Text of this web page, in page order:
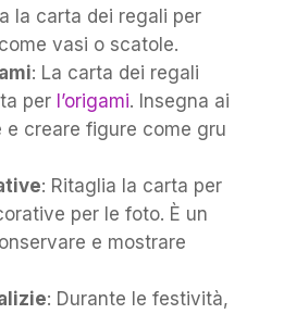
la carta dei regali per
vasi o scatole.
: La carta dei regali
per l’origami. Insegna ai
e creare figure come gru
: Ritaglia la carta per
per le foto. È un
e mostrare
: Durante le festività,